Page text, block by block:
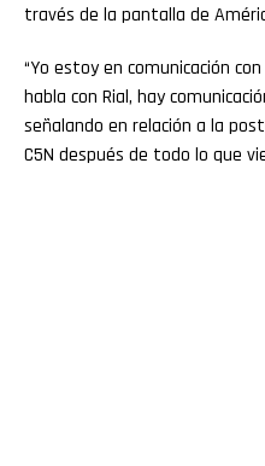
través de la pantalla de
“Yo estoy en comunicación
habla con Rial, hay
señalando en relación a la
C5N después de todo lo que